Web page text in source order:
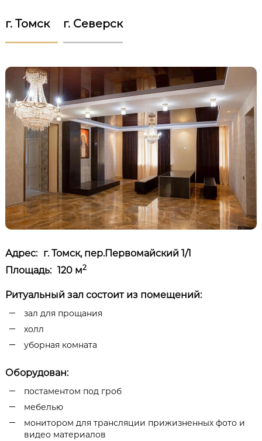
г. Томск г. Северск
Адрес: г. Томск, пер.Первомайский 1/1
Площадь: 120 м2
Ритуальный зал состоит из помещений:
зал для прощания
холл
уборная комната
Оборудован:
постаментом под гроб
мебелью
монитором для трансляции прижизненных фото и
видео материалов